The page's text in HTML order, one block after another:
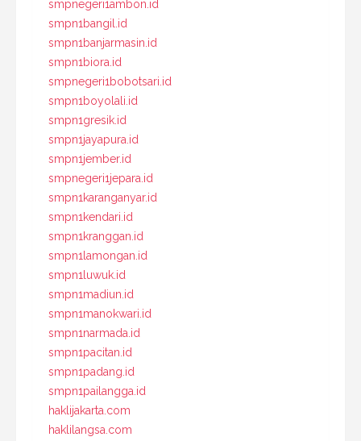
smpnegeri1ambon.id
smpn1bangil.id
smpn1banjarmasin.id
smpn1biora.id
smpnegeri1bobotsari.id
smpn1boyolali.id
smpn1gresik.id
smpn1jayapura.id
smpn1jember.id
smpnegeri1jepara.id
smpn1karanganyar.id
smpn1kendari.id
smpn1kranggan.id
smpn1lamongan.id
smpn1luwuk.id
smpn1madiun.id
smpn1manokwari.id
smpn1narmada.id
smpn1pacitan.id
smpn1padang.id
smpn1pailangga.id
haklijakarta.com
haklilangsa.com